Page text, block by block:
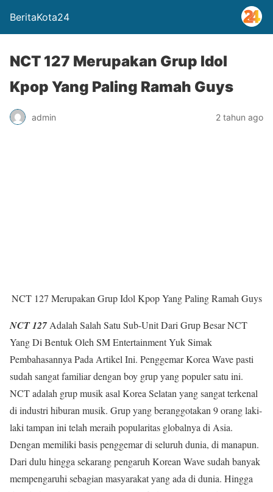
BeritaKota24
NCT 127 Merupakan Grup Idol
Kpop Yang Paling Ramah Guys
admin 2 tahun ago
NCT 127 Merupakan Grup Idol Kpop Yang Paling Ramah Guys
NCT 127Adalah Salah Satu Sub-Unit Dari Grup Besar NCT
Yang Di Bentuk Oleh SM Entertainment Yuk Simak
Pembahasannya Pada Artikel Ini. Penggemar Korea Wave pasti
sudah sangat familiar dengan boy grup yang populer satu ini.
NCT adalah grup musik asal Korea Selatan yang sangat terkenal
di industri hiburan musik. Grup yang beranggotakan 9 orang laki-
laki tampan ini telah meraih popularitas globalnya di Asia.
Dengan memiliki basis penggemar di seluruh dunia, di manapun.
Dari dulu hingga sekarang pengaruh Korean Wave sudah banyak
mempengaruhi sebagian masyarakat yang ada di dunia. Hingga